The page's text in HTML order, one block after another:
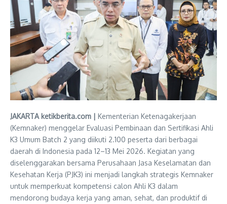
JAKARTA ketikberita.com | Kementerian Ketenagakerjaan
(Kemnaker) menggelar Evaluasi Pembinaan dan Sertifikasi Ahli
K3 Umum Batch 2 yang diikuti 2.100 peserta dari berbagai
daerah di Indonesia pada 12–13 Mei 2026. Kegiatan yang
diselenggarakan bersama Perusahaan Jasa Keselamatan dan
Kesehatan Kerja (PJK3) ini menjadi langkah strategis Kemnaker
untuk memperkuat kompetensi calon Ahli K3 dalam
mendorong budaya kerja yang aman, sehat, dan produktif di